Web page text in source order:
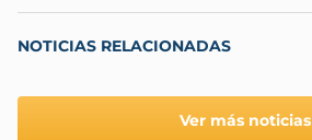
NOTICIAS RELACIONADAS
Ver más noticias